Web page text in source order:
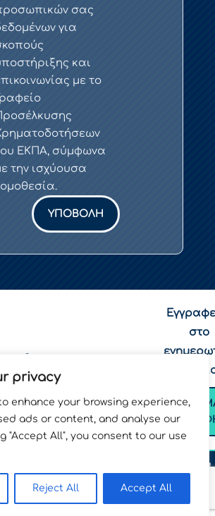
privacy
enhance your browsing experience,
ads or content, and analyse our
"Accept All", you consent to our use
Reject All Accept All
σας
για
και
με το
ΕΚΠΑ, σύμφωνα
την ισχύουσα
ΥΠΟΒΟΛΉ

funding@uoa.gr

Ακαδημίας 33,
Αθήνα, 10672
στο
ΟΡΟΙ